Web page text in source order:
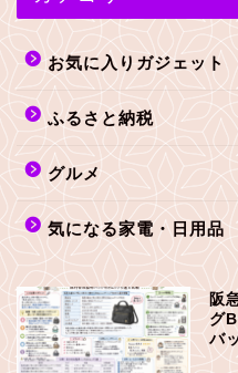
お気に入りガジェット
ふるさと納税
グルメ
気になる家電・日用品
阪
グ
バ